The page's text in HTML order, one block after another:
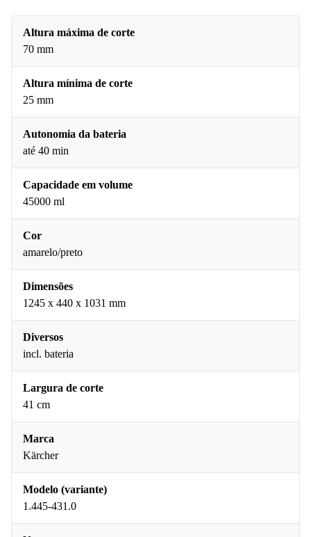
Altura máxima de corte
70 mm
Altura mínima de corte
25 mm
Autonomia da bateria
até 40 min
Capacidade em volume
45000 ml
Cor
amarelo/preto
Dimensões
1245 x 440 x 1031 mm
Diversos
incl. bateria
Largura de corte
41 cm
Marca
Kärcher
Modelo (variante)
1.445-431.0